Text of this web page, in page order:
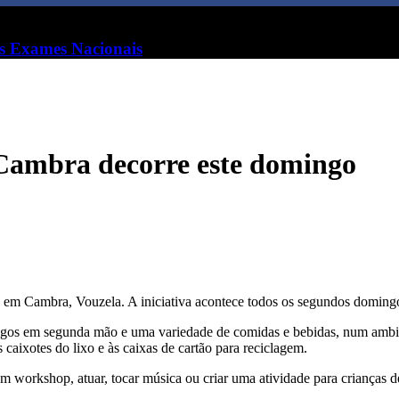
Exames Nacionais
decorre este domingo
Cambra, Vouzela. A iniciativa acontece todos os segundos
em segunda mão e uma variedade de comidas e bebidas, num
do lixo e às caixas de cartão para reciclagem.
workshop, atuar, tocar música ou criar uma atividade para